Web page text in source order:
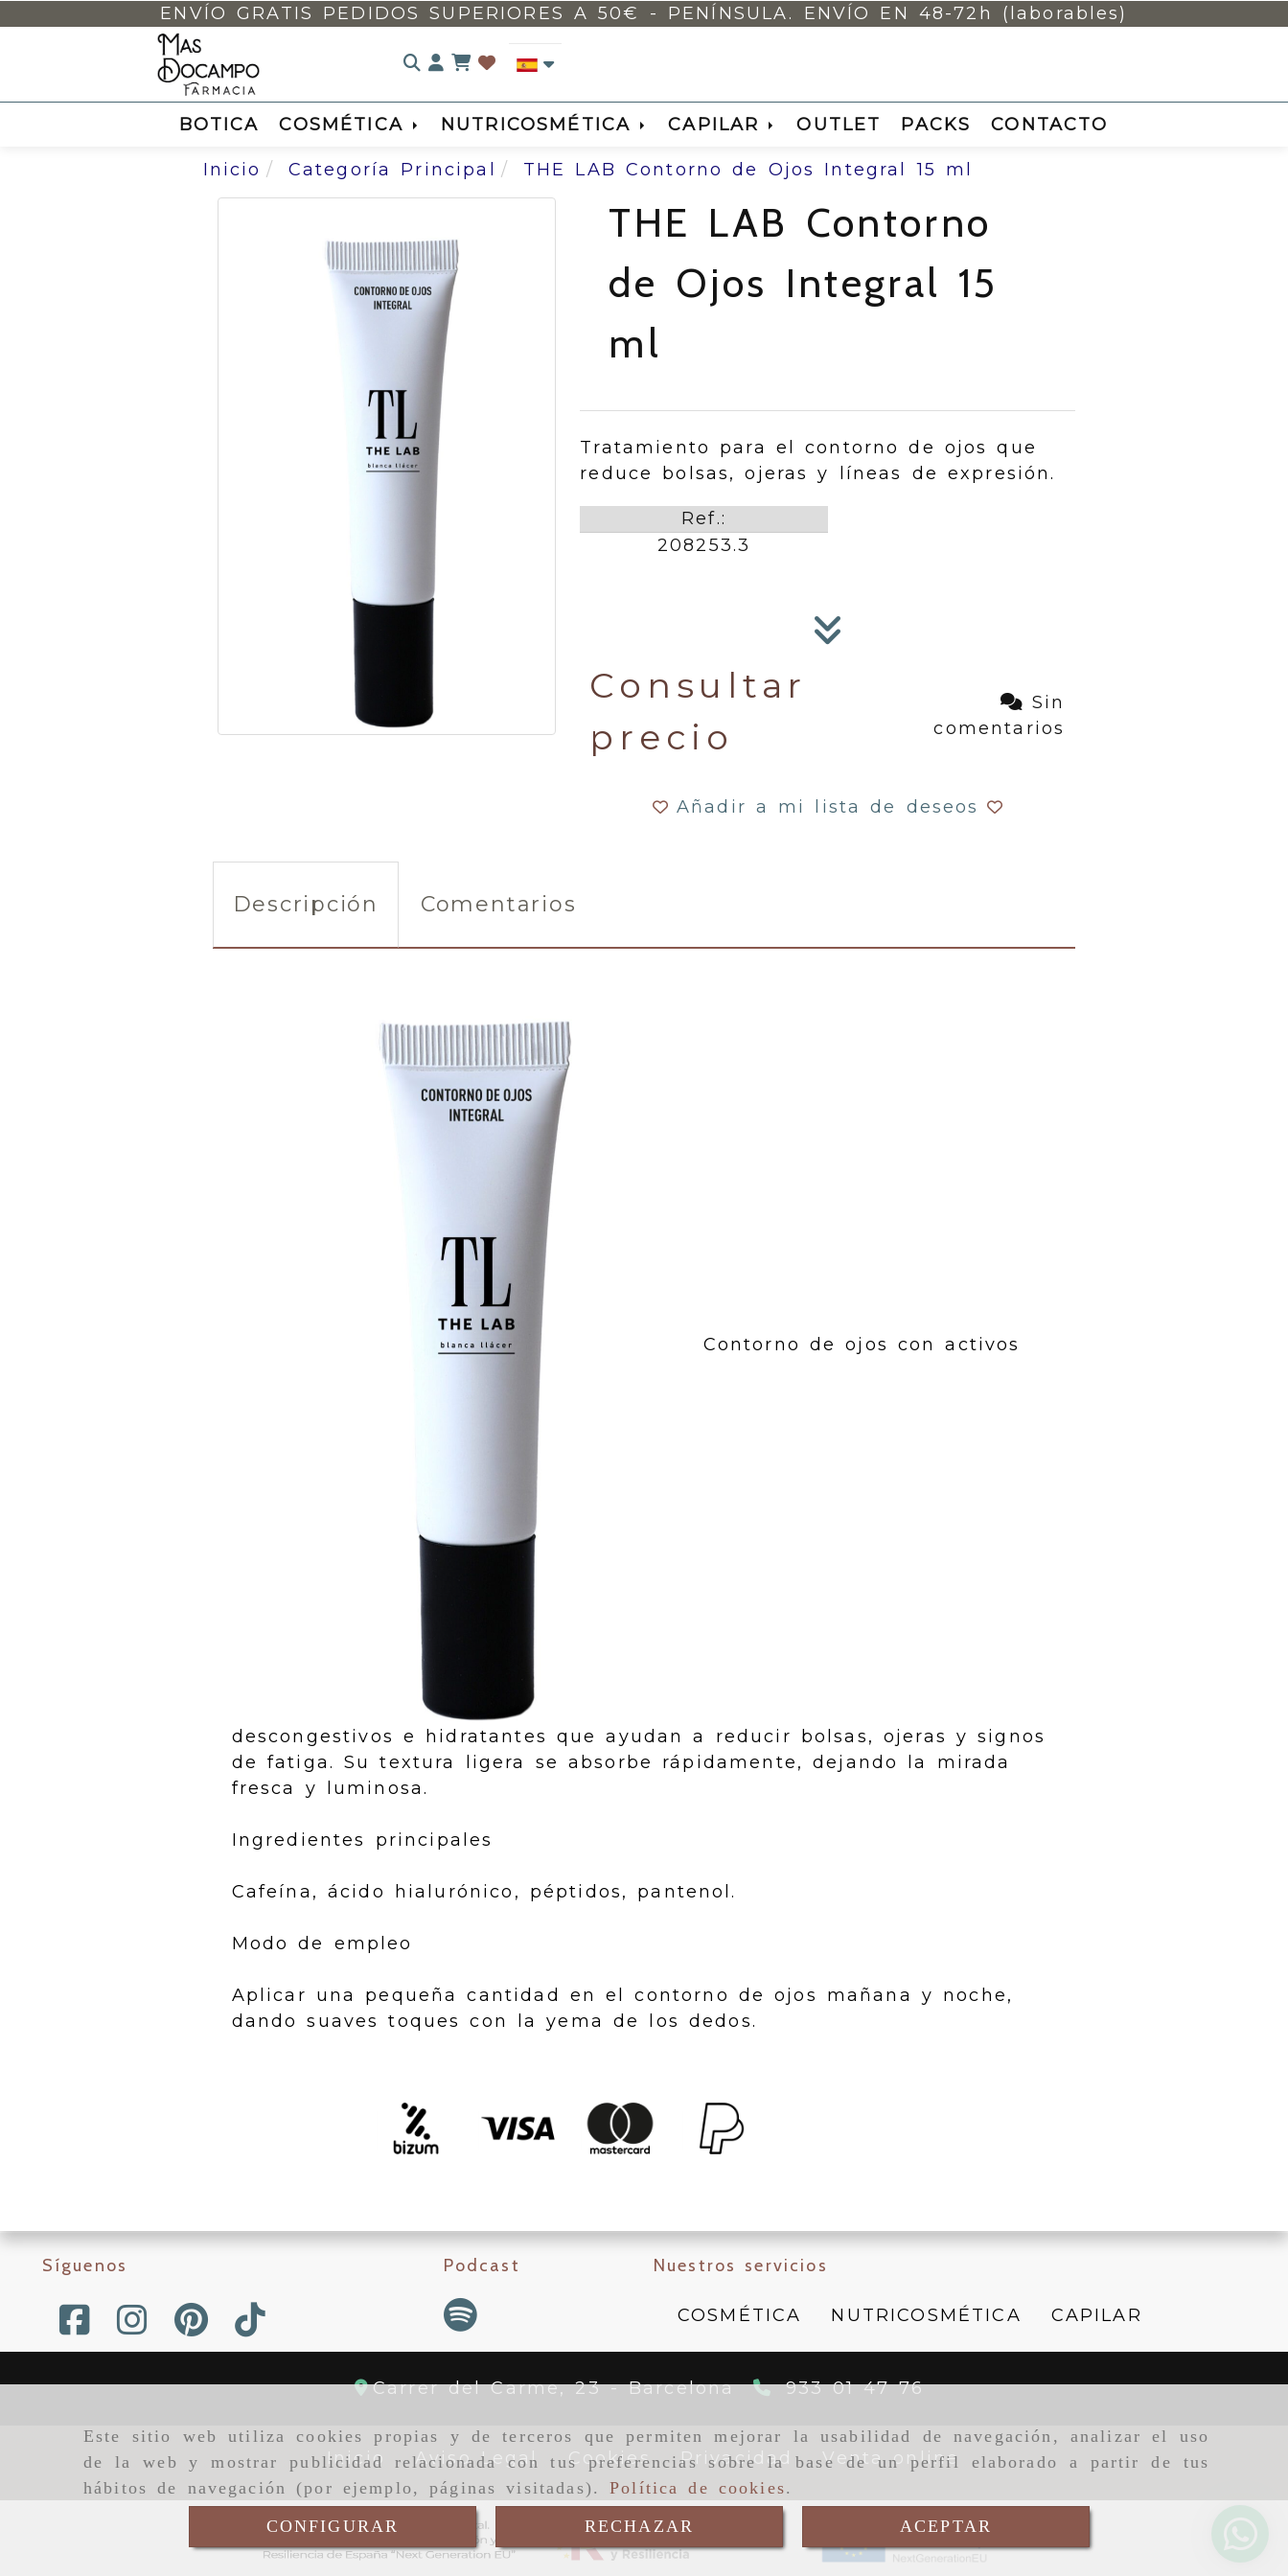
Este sitio web utiliza cookies propias y de terceros que permiten mejorar la usabilidad de navegación, analizar el uso
de la web y mostrar publicidad relacionada con tus preferencias sobre la base de un perfil elaborado a partir de tus
hábitos de navegación (por ejemplo, páginas visitadas).Política de cookies.
CONFIGURAR RECHAZAR ACEPTAR
ENVÍO GRATIS PEDIDOS SUPERIORES A 50€ - PENÍNSULA. ENVÍO EN 48-72h (laborables)
Identifícate
BOTICA COSMÉTICA NUTRICOSMÉTICA CAPILAR OUTLET PACKS CONTACTO
Inicio Categoría Principal THE LAB Contorno de Ojos Integral 15 ml
THE LAB Contorno
de Ojos Integral 15
ml
Tratamiento para el contorno de ojos que
reduce bolsas, ojeras y líneas de expresión.
Ref.:
208253.3
Consultar
precio
Sin
comentarios
Añadir a mi lista de deseos
Descripción Comentarios
Contorno de ojos con activos
descongestivos e hidratantes que ayudan a reducir bolsas, ojeras y signos
de fatiga. Su textura ligera se absorbe rápidamente, dejando la mirada
fresca y luminosa.
Ingredientes principales
Cafeína, ácido hialurónico, péptidos, pantenol.
Modo de empleo
Aplicar una pequeña cantidad en el contorno de ojos mañana y noche,
dando suaves toques con la yema de los dedos.
Síguenos Podcast Nuestros servicios
COSMÉTICA NUTRICOSMÉTICA CAPILAR
Carrer del Carme, 23 -Barcelona 933 01 47 76
Inicio Aviso Legal Cookies Privacidad Venta online